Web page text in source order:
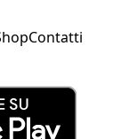
Contatti